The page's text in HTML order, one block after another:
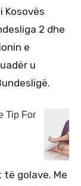
Kosovës
2 dhe
e
u
golave. Me